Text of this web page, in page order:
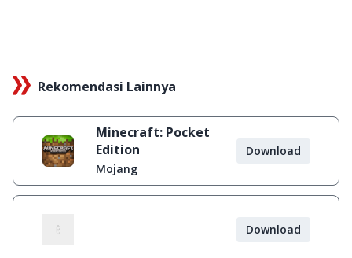
Rekomendasi Lainnya
Minecraft: Pocket
Edition
Mojang
Download
Download